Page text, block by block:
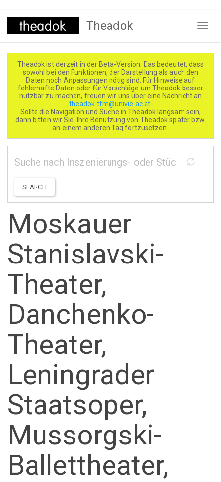
Direkt
Theadok
Theadok ist derzeit in der Beta-Version. Das bedeutet, dass
sowohl bei den Funktionen, der Darstellung als auch den
Daten noch Anpassungen nötig sind. Für Hinweise auf
fehlerhafte Daten oder für Vorschläge um Theadok besser
nutzbar zu machen, freuen wir uns über eine Nachricht an
theadok.tfm@univie.ac.at
Sollte die Navigation und Suche in Theadok langsam sein,
dann bitten wir Sie, Ihre Benutzung von Theadok später bzw.
an einem anderen Tag fortzusetzen.
SEARCH
Moskauer
Stanislavski-
Theater,
Danchenko-
Theater,
Leningrader
Staatsoper,
Mussorgski-
Ballettheater,